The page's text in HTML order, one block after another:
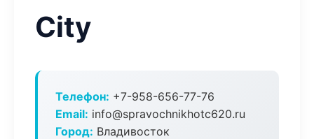
City
Телефон: +7-958-656-77-76
Email: info@spravochnikhotc620.ru
Город: Владивосток